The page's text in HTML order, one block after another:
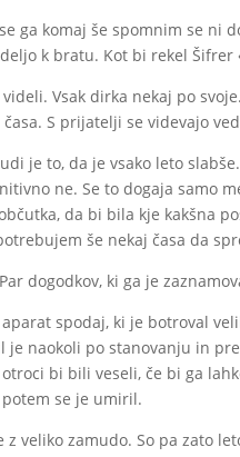
ga komaj še spomnim se ni
k bratu. Kot bi rekel Šifrer
Vsak dirka nekaj po
S prijatelji se videvajo
je to, da je vsako leto
ne. Se to dogaja samo
da bi bila kje kakšna
še nekaj časa da
dogodkov, ki ga je
spodaj, ki je botroval
je naokoli po stanovanju in
bi bili veseli, če bi ga
se je umiril.
z veliko zamudo. So pa zato